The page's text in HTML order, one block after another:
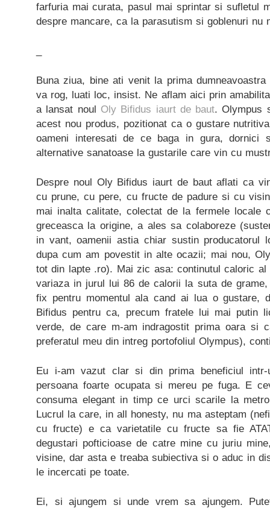
farfuria mai curata, pasul mai sprintar si sufletul
despre mancare, ca la parasutism si goblenuri nu
Buna ziua, bine ati venit la prima
va rog, luati loc, insist. Ne aflam aici prin
a lansat noul Oly Bifidus iaurt de baut. Olympus
acest nou produs, pozitionat ca o gustare
oameni interesati de ce baga in gura, dornici
alternative sanatoase la gustarile care vin cu
Despre noul Oly Bifidus iaurt de baut aflati ca
cu prune, cu pere, cu fructe de padure si cu
mai inalta calitate, colectat de la fermele locale
greceasca la origine, a ales sa colaboreze
in vant, oamenii astia chiar sustin producatorul
dupa cum am povestit in alte ocazii; mai nou,
tot din lapte .ro). Mai zic asa: continutul caloric
variaza in jurul lui 86 de calorii la suta de
fix pentru momentul ala cand ai lua o gustare,
Bifidus pentru ca, precum fratele lui mai putin
verde, de care m-am indragostit prima oara si
preferatul meu din intreg portofoliul Olympus),
Eu i-am vazut clar si din prima beneficiul intr-
persoana foarte ocupata si mereu pe fuga. E
consuma elegant in timp ce urci scarile la
Lucrul la care, in all honesty, nu ma asteptam
cu fructe) e ca varietatile cu fructe sa fie
degustari pofticioase de catre mine cu juriu
visine, dar asta e treaba subiectiva si o aduc in
le incercati pe toate.
Ei, si ajungem si unde vrem sa ajungem.